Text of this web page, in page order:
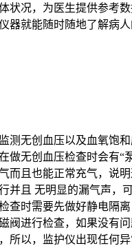
状况，为医生提供参考
器就能随时随地了解病
测无创血压以及血氧饱
无创血压检查时会有
而且也能正常充气，说
且 无明显的漏气声
查时需要先做好静电
进行检查，如果没有
以，监护仪出现任何